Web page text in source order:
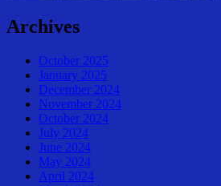
Archives
October 2025
January 2025
December 2024
November 2024
October 2024
July 2024
June 2024
May 2024
April 2024